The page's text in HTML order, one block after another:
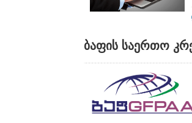
ბაფის საერთო